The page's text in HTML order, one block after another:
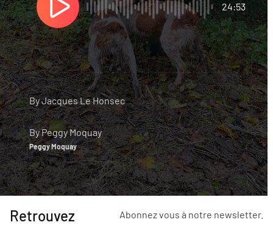
24:53
ByJacques Le Honsec
ByPeggy Moquay
Peggy Moquay
Retrouvez
Abonnez vous à notre newsletter.